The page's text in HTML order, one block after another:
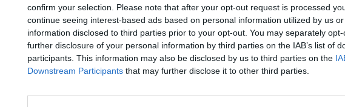
confirm your selection. Please note that after your opt-out request is processed
continue seeing interest-based ads based on personal information utilized by us
information disclosed to third parties prior to your opt-out. You may separately
further disclosure of your personal information by third parties on the IAB’s list of
participants. This information may also be disclosed by us to third parties on the
Downstream Participants that may further disclose it to other third parties.
har ett nytt projekt på gång.Foto:Pressbild.
Nu kommer det även en bryggeripub som ska ägas av Mikkel